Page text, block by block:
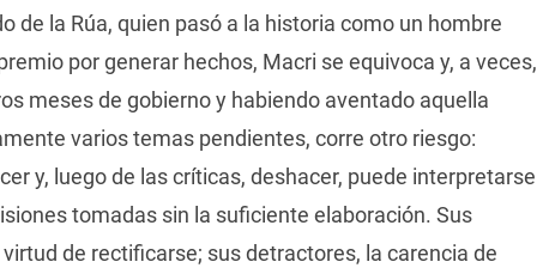
de la Rúa, quien pasó a la historia como un hombre
por generar hechos, Macri se equivoca y, a veces,
meses de gobierno y habiendo aventado aquella
varios temas pendientes, corre otro riesgo:
y, luego de las críticas, deshacer, puede interpretarse
tomadas sin la suficiente elaboración. Sus
de rectificarse; sus detractores, la carencia de